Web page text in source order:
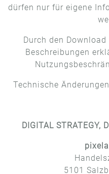
dürfen nur für eigene
Durch den
Beschreibungen
Technische
DIGITAL STRATEGY,
5101